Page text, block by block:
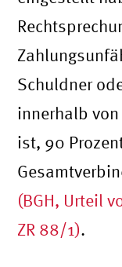
Schuldner
innerhalb von
ist, 90
(BGH, Urteil
ZR 88/1).